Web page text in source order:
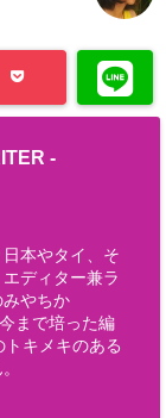
-
本やタイ、そ
ディター兼ラ
やちか
まで培った編
キメキのある